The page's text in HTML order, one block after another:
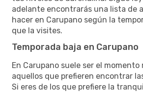
adelante encontrarás una lista de
hacer en Carupano según la
que la visites.
Temporada baja en Carupano
En Carupano suele ser el
aquellos que prefieren encontrar
Si eres de los que prefiere la